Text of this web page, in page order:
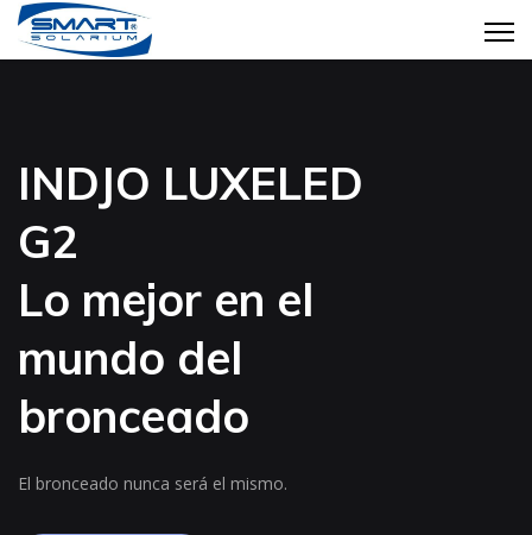
INDJO LUXELED
G2
Lo mejor en el
mundo del
bronceado
El bronceado nunca será el mismo.